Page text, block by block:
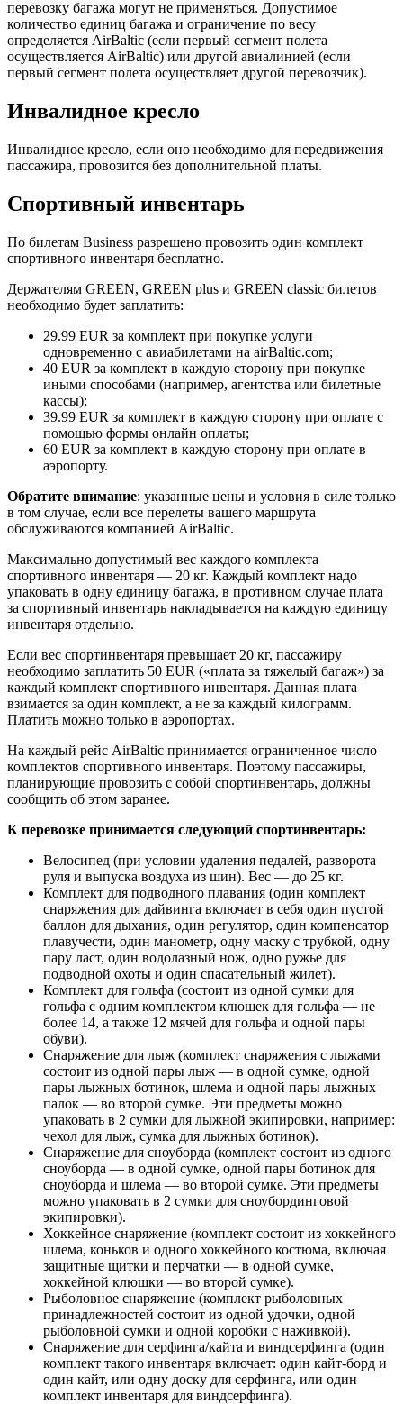
перевозку багажа могут не применяться. Допустимое
количество единиц багажа и ограничение по весу
определяется AirBaltic (если первый сегмент полета
осуществляется AirBaltic) или другой авиалинией (если
первый сегмент полета осуществляет другой перевозчик).
Инвалидное кресло
Инвалидное кресло, если оно необходимо для передвижения
пассажира, провозится без дополнительной платы.
Спортивный инвентарь
По билетам Business разрешено провозить один комплект
спортивного инвентаря бесплатно.
Держателям GREEN, GREEN plus и GREEN classic билетов
необходимо будет заплатить:
29.99 EUR за комплект при покупке услуги
одновременно с авиабилетами на airBaltic.com;
40 EUR за комплект в каждую сторону при покупке
иными способами (например, агентства или билетные
кассы);
39.99 EUR за комплект в каждую сторону при оплате с
помощью формы онлайн оплаты;
60 EUR за комплект в каждую сторону при оплате в
аэропорту.
Обратите внимание: указанные цены и условия в силе только
в том случае, если все перелеты вашего маршрута
обслуживаются компанией AirBaltic.
Максимально допустимый вес каждого комплекта
спортивного инвентаря — 20 кг. Каждый комплект надо
упаковать в одну единицу багажа, в противном случае плата
за спортивный инвентарь накладывается на каждую единицу
инвентаря отдельно.
Если вес спортинвентаря превышает 20 кг, пассажиру
необходимо заплатить 50 EUR («плата за тяжелый багаж») за
каждый комплект спортивного инвентаря. Данная плата
взимается за один комплект, а не за каждый килограмм.
Платить можно только в аэропортах.
На каждый рейс AirBaltic принимается ограниченное число
комплектов спортивного инвентаря. Поэтому пассажиры,
планирующие провозить с собой спортинвентарь, должны
сообщить об этом заранее.
К перевозке принимается следующий спортинвентарь:
Велосипед (при условии удаления педалей, разворота
руля и выпуска воздуха из шин). Вес — до 25 кг.
Комплект для подводного плавания (один комплект
снаряжения для дайвинга включает в себя один пустой
баллон для дыхания, один регулятор, один компенсатор
плавучести, один манометр, одну маску с трубкой, одну
пару ласт, один водолазный нож, одно ружье для
подводной охоты и один спасательный жилет).
Комплект для гольфа (состоит из одной сумки для
гольфа с одним комплектом клюшек для гольфа — не
более 14, а также 12 мячей для гольфа и одной пары
обуви).
Снаряжение для лыж (комплект снаряжения с лыжами
состоит из одной пары лыж — в одной сумке, одной
пары лыжных ботинок, шлема и одной пары лыжных
палок — во второй сумке. Эти предметы можно
упаковать в 2 сумки для лыжной экипировки, например:
чехол для лыж, сумка для лыжных ботинок).
Снаряжение для сноуборда (комплект состоит из одного
сноуборда — в одной сумке, одной пары ботинок для
сноуборда и шлема — во второй сумке. Эти предметы
можно упаковать в 2 сумки для сноубординговой
экипировки).
Хоккейное снаряжение (комплект состоит из хоккейного
шлема, коньков и одного хоккейного костюма, включая
защитные щитки и перчатки — в одной сумке,
хоккейной клюшки — во второй сумке).
Рыболовное снаряжение (комплект рыболовных
принадлежностей состоит из одной удочки, одной
рыболовной сумки и одной коробки с наживкой).
Снаряжение для серфинга/кайта и виндсерфинга (один
комплект такого инвентаря включает: один кайт-борд и
один кайт, или одну доску для серфинга, или один
комплект инвентаря для виндсерфинга).